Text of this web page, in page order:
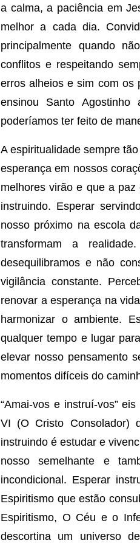
a calma, a paciência em
melhor a cada dia.
principalmente quando
conflitos e respeitando
erros alheios e sim com os
ensinou Santo
poderíamos ter feito de
A espiritualidade sempre
esperança em nossos
melhores virão e que a
instruindo. Esperar
nosso próximo na escola
transformam a
desequilibramos e não
vigilância constante.
renovar a esperança na
harmonizar o ambiente.
qualquer tempo e lugar
elevar nosso pensamento
momentos difíceis do
“Amai-vos e instruí-vos”
VI (O Cristo Consolador)
instruindo é estudar e
nosso semelhante e
incondicional. Esperar
Espiritismo que estão
Espiritismo, O Céu e o
descortina um universo